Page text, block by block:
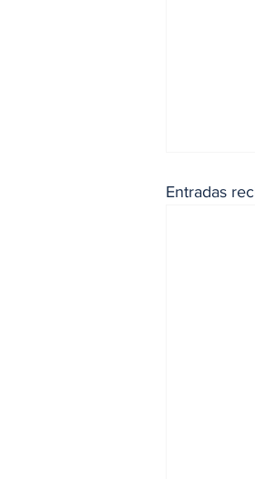
Entradas